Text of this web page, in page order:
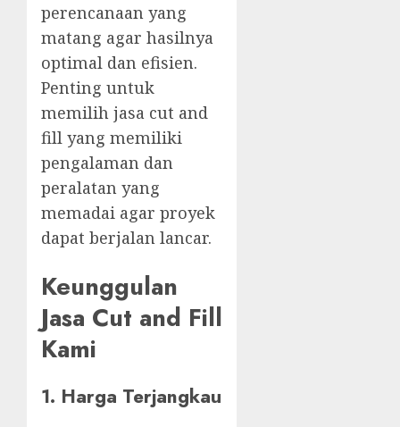
perencanaan yang
matang agar hasilnya
optimal dan efisien.
Penting untuk
memilih jasa cut and
fill yang memiliki
pengalaman dan
peralatan yang
memadai agar proyek
dapat berjalan lancar.
Keunggulan
Jasa Cut and Fill
Kami
1. Harga Terjangkau